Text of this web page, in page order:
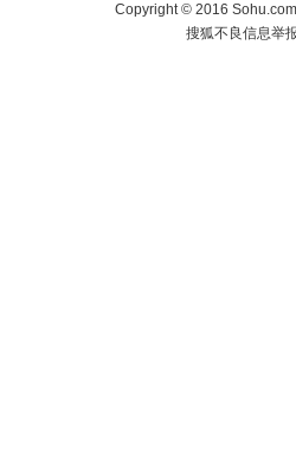
Copyright©2016
搜狐不良信息举